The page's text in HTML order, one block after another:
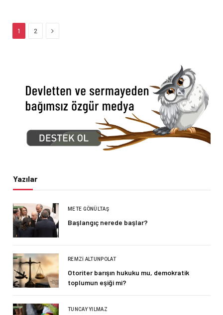
1 2 Next
Yazılar
METE GÖNÜLTAŞ
Başlangıç nerede başlar?
REMZI ALTUNPOLAT
Otoriter barışın hukuku mu, demokratik
toplumun eşiği mi?
TUNCAY YILMAZ